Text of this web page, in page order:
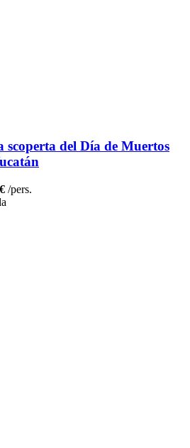
del Día de Muertos
/pers.